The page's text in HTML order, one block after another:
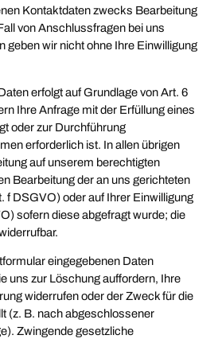
Kontaktdaten zwecks Bearbeitung
von Anschlussfragen bei uns
geben wir nicht ohne Ihre Einwilligung
erfolgt auf Grundlage von Art. 6
Ihre Anfrage mit der Erfüllung eines
oder zur Durchführung
erforderlich ist. In allen übrigen
auf unserem berechtigten
Bearbeitung der an uns gerichteten
f DSGVO) oder auf Ihrer Einwilligung
sofern diese abgefragt wurde; die
eingegebenen Daten
uns zur Löschung auffordern, Ihre
widerrufen oder der Zweck für die
(z. B. nach abgeschlossener
Zwingende gesetzliche